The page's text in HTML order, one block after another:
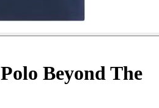
Polo Beyond The